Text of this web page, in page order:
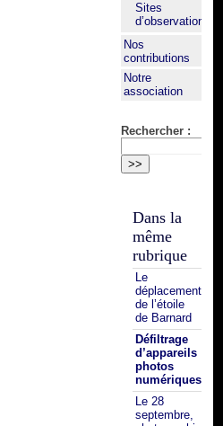
Sites
d’observation
Nos
contributions
Notre
association
Rechercher :
Dans la
même
rubrique
Le
déplacement
de l’étoile
de Barnard
Défiltrage
d’appareils
photos
numériques
Le 28
septembre,